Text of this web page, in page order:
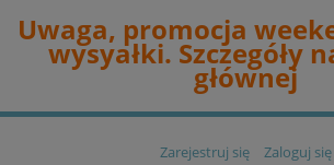
Uwaga, promocja
wysyałki. Szczegóły
głównej
Zarejestruj się Zaloguj się